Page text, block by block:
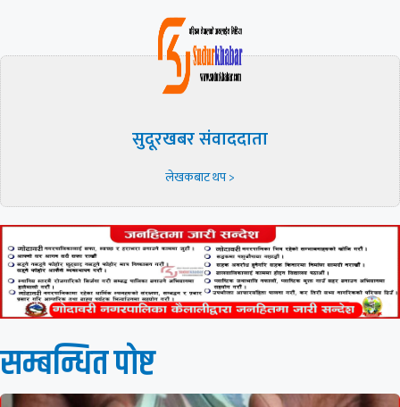
सुदूरखबर संवाददाता
लेखकबाट थप >
सम्बन्धित पाेष्ट